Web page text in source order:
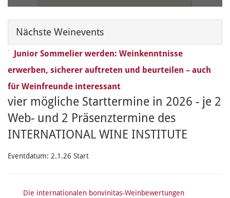
Nächste Weinevents
Junior Sommelier werden: Weinkenntnisse
erwerben, sicherer auftreten und beurteilen – auch
für Weinfreunde interessant
vier mögliche Starttermine in 2026 - je 2
Web- und 2 Präsenztermine des
INTERNATIONAL WINE INSTITUTE
Eventdatum: 2.1.26 Start
Die internationalen bonvinitas-Weinbewertungen